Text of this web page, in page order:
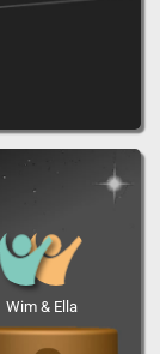
Wim & Ella